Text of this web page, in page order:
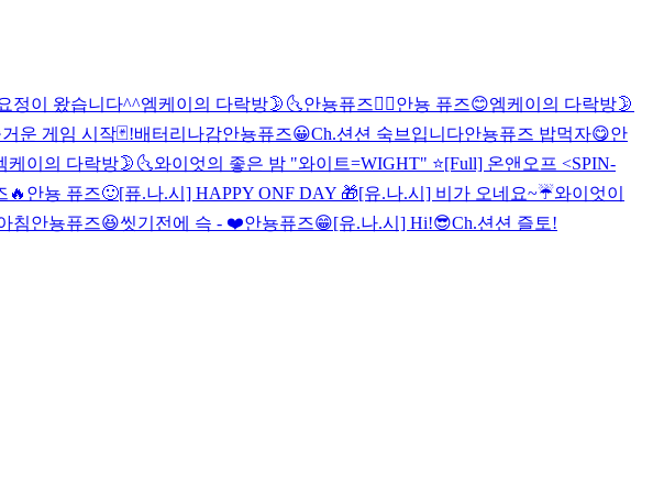
정이 왔습니다^^엠케이의 다락방🌛🌜안뇽퓨즈👍🏻안뇽 퓨즈😊엠케이의 다락방🌛
운 게임 시작🃏!배터리나감안뇽퓨즈😀Ch.션션 숙브입니다안뇽퓨즈 밥먹자😋안
케이의 다락방🌛🌜와이엇의 좋은 밤 "와이트=WIGHT" ⭐️[Full] 온앤오프 <SPIN-
🔥 안뇽 퓨즈🙂[퓨.나.시] HAPPY ONF DAY 🎁[유.나.시] 비가 오네요~☔️와이엇이
침안뇽퓨즈😆씻기전에 슥 - ❤️안뇽퓨즈😁[유.나.시] Hi!😎Ch.션션 즐토!